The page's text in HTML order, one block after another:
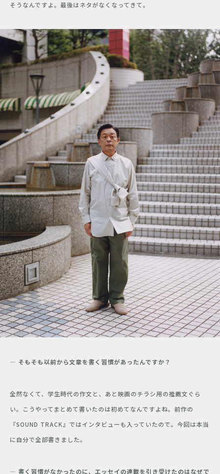
そうなんですよ。最後はネタがなくなってきて。
― そもそも以前から文章を書く習慣があったんですか？
全然なくて、学生時代の作文と、あと映画のチラシ用の推薦文ぐら
い。こうやってまとめて書いたのは初めてなんですよね。前作の
『SOUND TRACK』ではインタビューも入っていたので。今回は本当
に自分で全部書きました。
― 書く習慣がなかったのに、エッセイの連載を引き受けたのはなぜで